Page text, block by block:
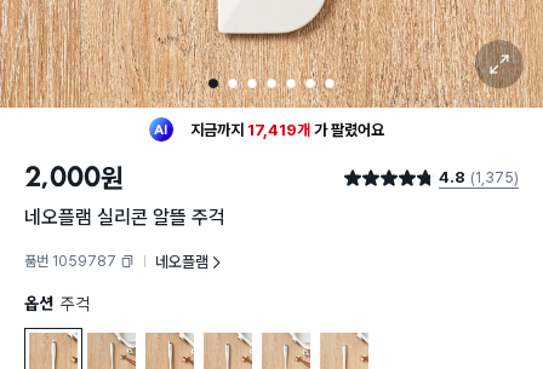
1 2 3 4 5 6 7
확대 보기
최근 한달1,388명이구매했어요
지금까지17,419개가팔렸어요
30대 여성이 가장 많이구매했어요
팔렸어요
2,000원 별점 4.8점 4.8 (1,375)
네오플램 실리콘 알뜰 주걱
품번 1059787
네오플램
옵션 주걱